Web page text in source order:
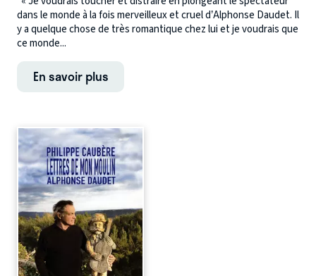
dans le monde à la fois merveilleux et cruel d’Alphonse Daudet. Il
y a quelque chose de très romantique chez lui et je voudrais que
ce monde...
En savoir plus